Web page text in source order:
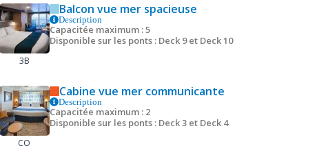
3B
Balcon vue mer spacieuse
Description
Capacitée maximum : 5
Disponible sur les ponts : Deck 9 et Deck 10
CO
Cabine vue mer communicante
Description
Capacitée maximum : 2
Disponible sur les ponts : Deck 3 et Deck 4